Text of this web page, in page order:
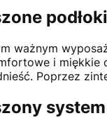
ważnym
i miękkie
Poprzez